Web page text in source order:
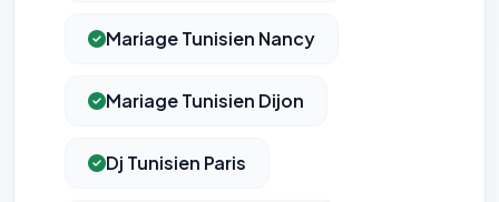
Mariage Tunisien Nancy
Mariage Tunisien Dijon
Dj Tunisien Paris